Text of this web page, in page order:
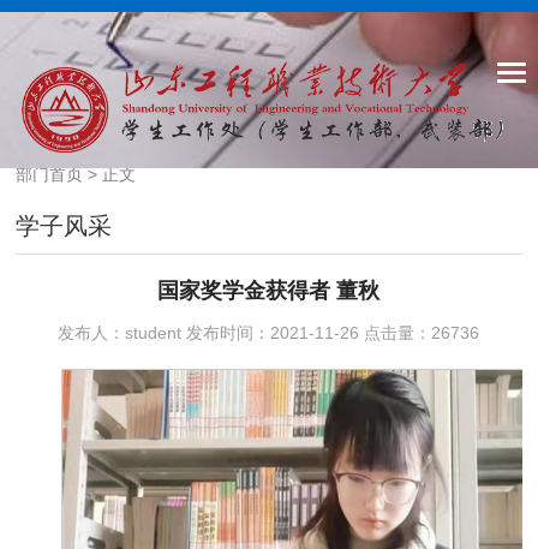
部门首页> 正文
学子风采
国家奖学金获得者 董秋
发布人：student 发布时间：2021-11-26 点击量： 26736